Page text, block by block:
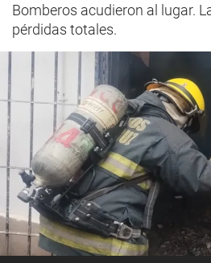
Bomberos acudieron al lugar.
pérdidas totales.